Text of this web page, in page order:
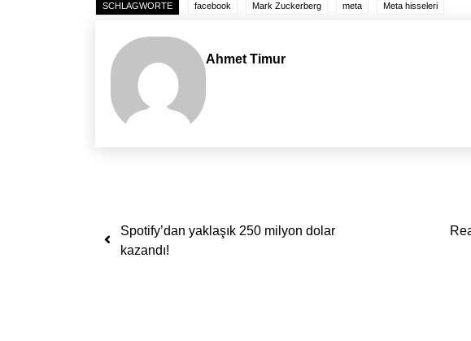
SCHLAGWORTE facebook Mark Zuckerberg meta Meta hisseleri
Ahmet Timur
Yazı dolaşımı
Spotify’dan yaklaşık 250 milyon dolar
kazandı!